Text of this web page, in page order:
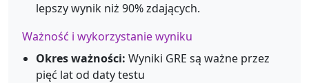
lepszy wynik niż 90% zdających.
Ważność i wykorzystanie wyniku
Okres ważności: Wyniki GRE są ważne przez
pięć lat od daty testu